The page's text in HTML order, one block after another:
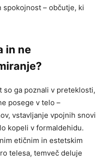
– občutje, ki
in ne
so ga poznali v preteklosti,
posege v telo –
vstavljanje vpojnih snovi
kopeli v formaldehidu.
etičnim in estetskim
telesa, temveč deluje